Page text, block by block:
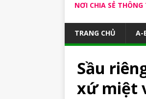
NƠI CHIA SẺ
TRANG CHỦ A-
Sầu
xứ miệt